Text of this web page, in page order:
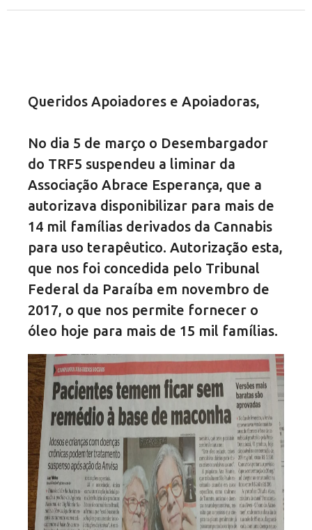
Queridos Apoiadores e Apoiadoras,
No dia 5 de março o Desembargador
do TRF5 suspendeu a liminar da
Associação Abrace Esperança, que a
autorizava disponibilizar para mais de
14 mil famílias derivados da Cannabis
para uso terapêutico. Autorização esta,
que nos foi concedida pelo Tribunal
Federal da Paraíba em novembro de
2017, o que nos permite fornecer o
óleo hoje para mais de 15 mil famílias.